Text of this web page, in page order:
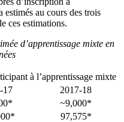
estimés au cours des trois
ces estimations.
d’apprentissage mixte en
à l’apprentissage mixte
17
2017-18
~9,000*
97,575*